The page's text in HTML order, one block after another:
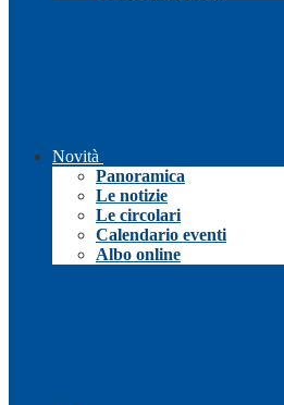
Novità
Panoramica
Le notizie
Le circolari
Calendario eventi
Albo online